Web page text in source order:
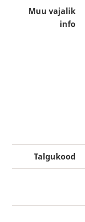
Muu vajalik
info
Talgukood